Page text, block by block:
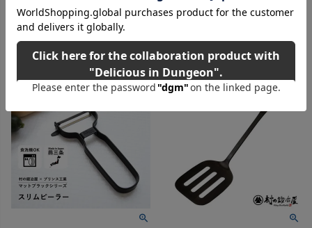
税込価格 2,882税込